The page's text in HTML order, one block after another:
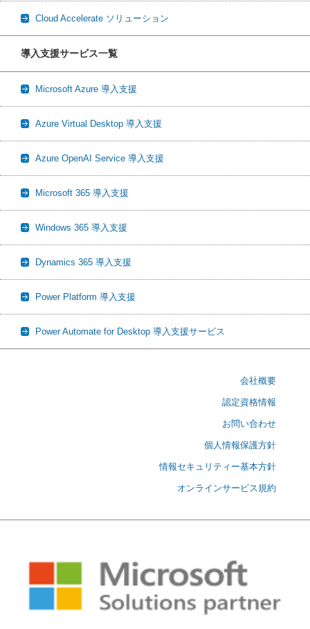
Cloud Accelerate ソリューション
導入支援サービス一覧
Microsoft Azure 導入支援
Azure Virtual Desktop 導入支援
Azure OpenAI Service 導入支援
Microsoft 365 導入支援
Windows 365 導入支援
Dynamics 365 導入支援
Power Platform 導入支援
Power Automate for Desktop 導入支援サービス
会社概要
認定資格情報
お問い合わせ
個人情報保護方針
情報セキュリティー基本方針
オンラインサービス規約